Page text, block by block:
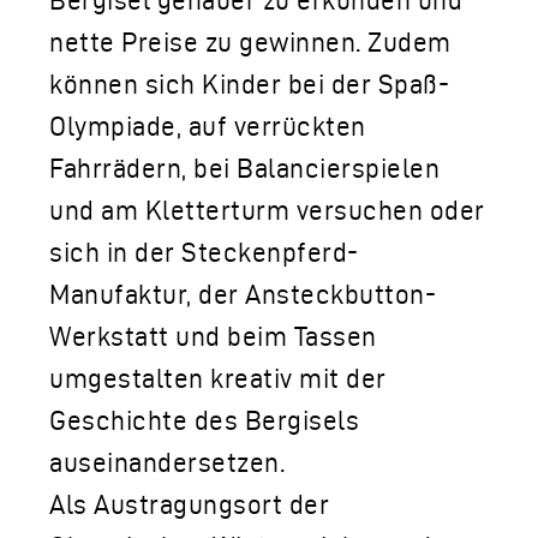
nette Preise zu gewinnen. Zudem
können sich Kinder bei der Spaß-
Olympiade, auf verrückten
Fahrrädern, bei Balancierspielen
und am Kletterturm versuchen oder
sich in der Steckenpferd-
Manufaktur, der Ansteckbutton-
Werkstatt und beim Tassen
umgestalten kreativ mit der
Geschichte des Bergisels
auseinandersetzen.
Als Austragungsort der